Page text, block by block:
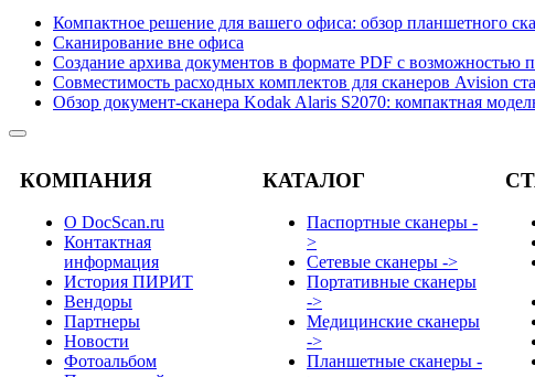
Компактное решение для вашего офиса: обзор планшетного
Сканирование вне офиса
Создание архива документов в формате PDF с
Совместимость расходных комплектов для сканеров Avision
Обзор документ-сканера Kodak Alaris S2070: компактная
КОМПАНИЯ
О DocScan.ru
Контактная
информация
История ПИРИТ
Вендоры
Партнеры
Новости
Фотоальбом
КАТАЛОГ
Паспортные сканеры -
>
Сетевые сканеры ->
Портативные сканеры
->
Медицинские сканеры
->
Планшетные сканеры -